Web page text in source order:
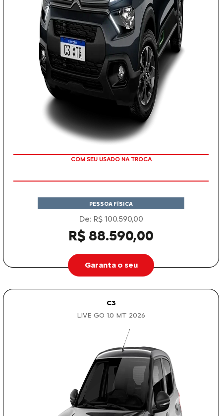
COM SEU USADO NA TROCA
PESSOA FÍSICA
De: R$ 100.590,00
R$ 88.590,00
Garanta o seu
C3
LIVE GO 1.0 MT 2026